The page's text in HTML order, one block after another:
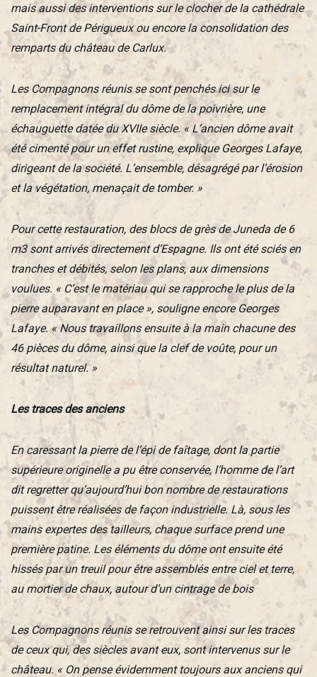
mais aussi des interventions sur le clocher de la cathédrale
Saint-Front de Périgueux ou encore la consolidation des
remparts du château de Carlux.
Les Compagnons réunis se sont penchés ici sur le
remplacement intégral du dôme de la poivrière, une
échauguette datée du XVIIe siècle. « L’ancien dôme avait
été cimenté pour un effet rustine, explique Georges Lafaye,
dirigeant de la société. L’ensemble, désagrégé par l’érosion
et la végétation, menaçait de tomber. »
Pour cette restauration, des blocs de grès de Juneda de 6
m3 sont arrivés directement d’Espagne. Ils ont été sciés en
tranches et débités, selon les plans, aux dimensions
voulues. « C’est le matériau qui se rapproche le plus de la
pierre auparavant en place », souligne encore Georges
Lafaye. « Nous travaillons ensuite à la main chacune des
46 pièces du dôme, ainsi que la clef de voûte, pour un
résultat naturel. »
Les traces des anciens
En caressant la pierre de l’épi de faîtage, dont la partie
supérieure originelle a pu être conservée, l’homme de l’art
dit regretter qu’aujourd’hui bon nombre de restaurations
puissent être réalisées de façon industrielle. Là, sous les
mains expertes des tailleurs, chaque surface prend une
première patine. Les éléments du dôme ont ensuite été
hissés par un treuil pour être assemblés entre ciel et terre,
au mortier de chaux, autour d’un cintrage de bois
Les Compagnons réunis se retrouvent ainsi sur les traces
de ceux qui, des siècles avant eux, sont intervenus sur le
château. « On pense évidemment toujours aux anciens qui